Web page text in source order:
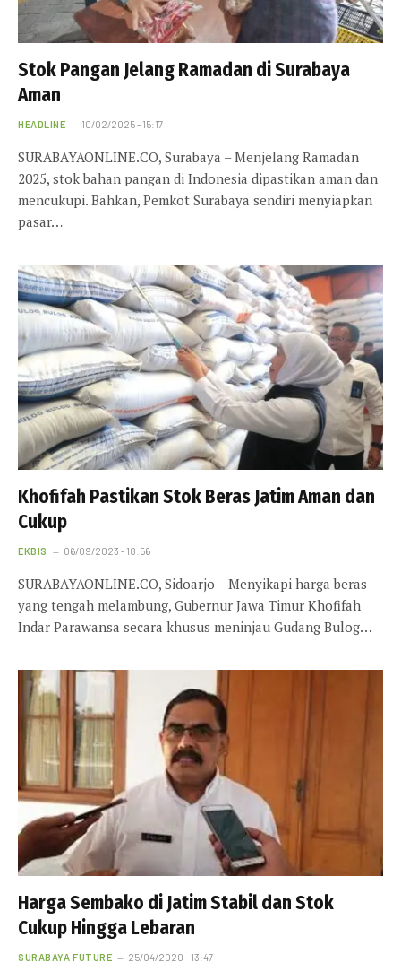
Stok Pangan Jelang Ramadan di Surabaya
Aman
HEADLINE 10/02/2025 - 15:17
SURABAYAONLINE.CO, Surabaya – Menjelang Ramadan
2025, stok bahan pangan di Indonesia dipastikan aman dan
mencukupi. Bahkan, Pemkot Surabaya sendiri menyiapkan
pasar…
Khofifah Pastikan Stok Beras Jatim Aman dan
Cukup
EKBIS 06/09/2023 - 18:56
SURABAYAONLINE.CO, Sidoarjo – Menyikapi harga beras
yang tengah melambung, Gubernur Jawa Timur Khofifah
Indar Parawansa secara khusus meninjau Gudang Bulog…
Harga Sembako di Jatim Stabil dan Stok
Cukup Hingga Lebaran
SURABAYA FUTURE 25/04/2020 - 13:47